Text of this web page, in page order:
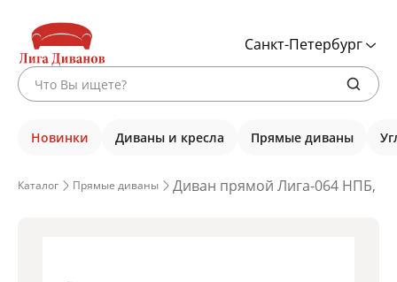
Санкт-Петербург
Новинки Диваны и кресла Прямые диваны
Каталог Прямые диваны Диван прямой Лига-064 НПБ,